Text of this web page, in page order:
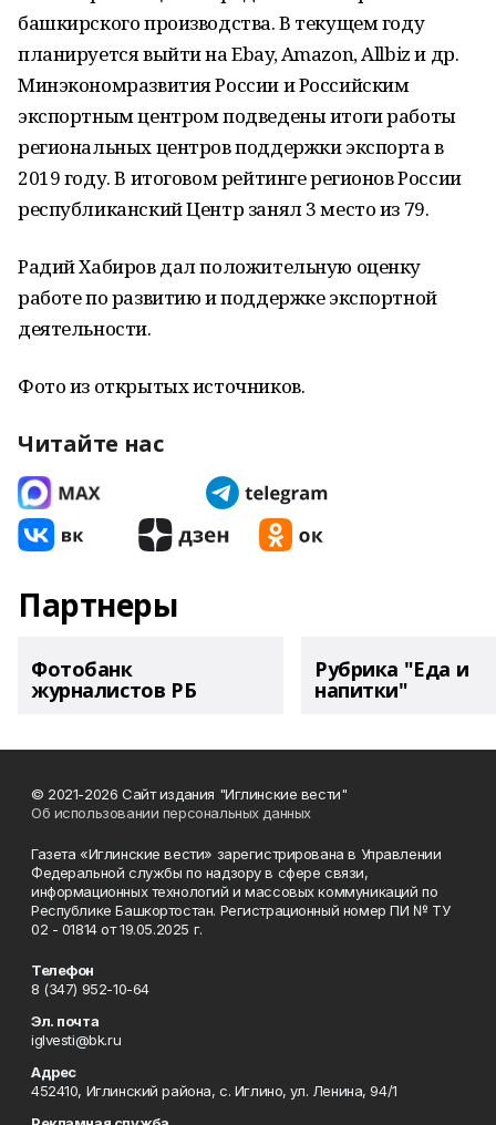
башкирского производства. В текущем году
планируется выйти на Ebay, Amazon, Allbiz и др.
Минэкономразвития России и Российским
экспортным центром подведены итоги работы
региональных центров поддержки экспорта в
2019 году. В итоговом рейтинге регионов России
республиканский Центр занял 3 место из 79.
Радий Хабиров дал положительную оценку
работе по развитию и поддержке экспортной
деятельности.
Фото из открытых источников.
Читайте нас
Партнеры
Фотобанк
журналистов РБ
Рубрика "Еда и
напитки"
© 2021-2026 Сайт издания "Иглинские вести"
Об использовании персональных данных
Газета «Иглинские вести» зарегистрирована в Управлении
Федеральной службы по надзору в сфере связи,
информационных технологий и массовых коммуникаций по
Республике Башкортостан. Регистрационный номер ПИ № ТУ
02 - 01814 от 19.05.2025 г.
Телефон
8 (347) 952-10-64
Эл. почта
iglvesti@bk.ru
Адрес
452410, Иглинский района, с. Иглино, ул. Ленина, 94/1